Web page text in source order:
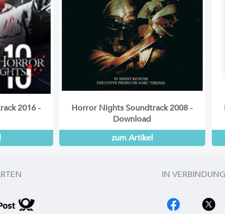
2016 -
Horror Nights Soundtrack 2008 -
Download
zum Artikel
IN